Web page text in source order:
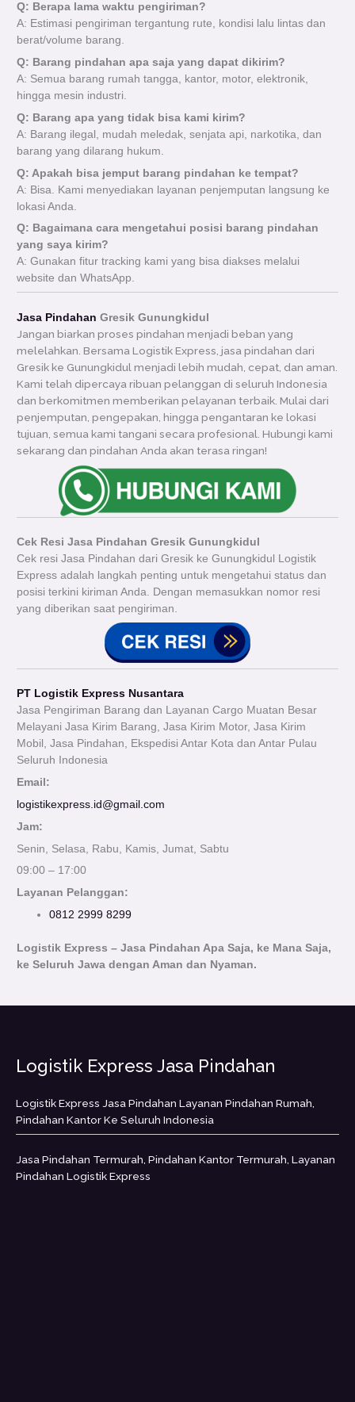
Q: Berapa lama waktu pengiriman?
A: Estimasi pengiriman tergantung rute, kondisi lalu lintas dan
berat/volume barang.
Q: Barang pindahan apa saja yang dapat dikirim?
A: Semua barang rumah tangga, kantor, motor, elektronik,
hingga mesin industri.
Q: Barang apa yang tidak bisa kami kirim?
A: Barang ilegal, mudah meledak, senjata api, narkotika, dan
barang yang dilarang hukum.
Q: Apakah bisa jemput barang pindahan ke tempat?
A: Bisa. Kami menyediakan layanan penjemputan langsung ke
lokasi Anda.
Q: Bagaimana cara mengetahui posisi barang pindahan
yang saya kirim?
A: Gunakan fitur tracking kami yang bisa diakses melalui
website dan WhatsApp.
Jasa Pindahan Gresik Gunungkidul
Jangan biarkan proses pindahan menjadi beban yang
melelahkan. Bersama Logistik Express, jasa pindahan dari
Gresik ke Gunungkidul menjadi lebih mudah, cepat, dan aman.
Kami telah dipercaya ribuan pelanggan di seluruh Indonesia
dan berkomitmen memberikan pelayanan terbaik. Mulai dari
penjemputan, pengepakan, hingga pengantaran ke lokasi
tujuan, semua kami tangani secara profesional. Hubungi kami
sekarang dan pindahan Anda akan terasa ringan!
Cek Resi Jasa Pindahan Gresik Gunungkidul
Cek resi Jasa Pindahan dari Gresik ke Gunungkidul Logistik
Express adalah langkah penting untuk mengetahui status dan
posisi terkini kiriman Anda. Dengan memasukkan nomor resi
yang diberikan saat pengiriman.
PT Logistik Express Nusantara
Jasa Pengiriman Barang dan Layanan Cargo Muatan Besar
Melayani Jasa Kirim Barang, Jasa Kirim Motor, Jasa Kirim
Mobil, Jasa Pindahan, Ekspedisi Antar Kota dan Antar Pulau
Seluruh Indonesia
Email:
logistikexpress.id@gmail.com
Jam:
Senin, Selasa, Rabu, Kamis, Jumat, Sabtu
09:00 – 17:00
Layanan Pelanggan:
0812 2999 8299
Logistik Express – Jasa Pindahan Apa Saja, ke Mana Saja,
ke Seluruh Jawa dengan Aman dan Nyaman.
Logistik Express Jasa Pindahan
Logistik Express Jasa Pindahan Layanan Pindahan Rumah,
Pindahan Kantor Ke Seluruh Indonesia
Jasa Pindahan Termurah, Pindahan Kantor Termurah, Layanan
Pindahan Logistik Express